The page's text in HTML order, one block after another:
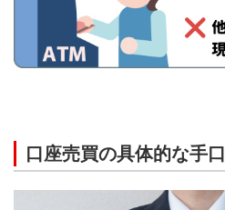
口座売買の具体的な手口